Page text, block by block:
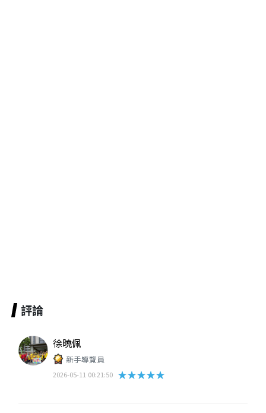
評論
徐曉佩
新手導覽員
2026-05-11 00:21:50 ★★★★★